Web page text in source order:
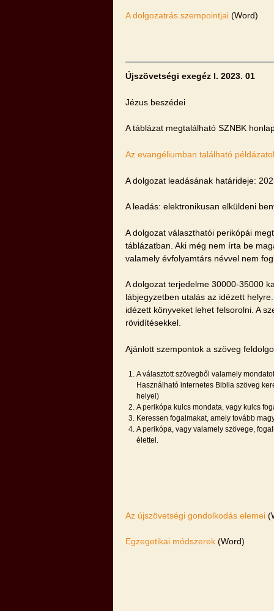
A dolgozatrás szempointjai (Word)
Újszövetségi exegéz I. 2023. 01
Jézus beszédei
A táblázat megtalálható SZNBK
Az evangéliumban található
A dolgozat leadásának határideje:
A leadás: elektronikusan elküldeni
A dolgozat választhatói perikópái
táblázatban. Aki még nem írta be
valamely évfolyamtárs névvel nem
A dolgozat terjedelme 30000-35000
lábjegyzetben utalás az idézett
idézett könyveket lehet felsorolni. A
rövidítésekkel.
Ajánlott szempontok a szöveg
A választott szövegből valamely
Használható internetes Biblia szöveg
helyei)
A perikópa kulcs mondata, vagy kulcs
Keressen fogalmakat, amely tovább
A perikópa, vagy valamely szövege,
élettel.
Az újszövetségi gondolkodás elemei
Egzegetikai módszerek (Word)